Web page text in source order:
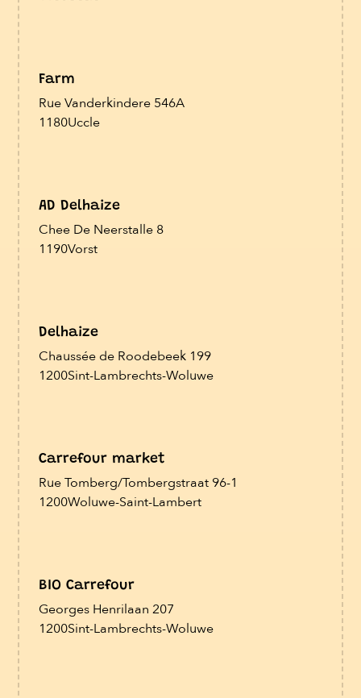
Farm
Rue Vanderkindere 546A
1180Uccle
AD Delhaize
Chee De Neerstalle 8
1190Vorst
Delhaize
Chaussée de Roodebeek 199
1200Sint-Lambrechts-Woluwe
Carrefour market
Rue Tomberg/Tombergstraat 96-1
1200Woluwe-Saint-Lambert
BIO Carrefour
Georges Henrilaan 207
1200Sint-Lambrechts-Woluwe